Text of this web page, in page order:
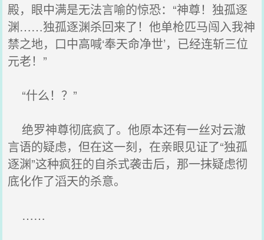
殿，眼中满是无法言喻的惊恐：“神尊！独孤逐
渊……独孤逐渊杀回来了！他单枪匹马闯入我神
禁之地，口中高喊‘奉天命净世’，已经连斩三位
元老！”
“什么！？”
绝罗神尊彻底疯了。他原本还有一丝对云澈
言语的疑虑，但在这一刻，在亲眼见证了“独孤
逐渊”这种疯狂的自杀式袭击后，那一抹疑虑彻
底化作了滔天的杀意。
……